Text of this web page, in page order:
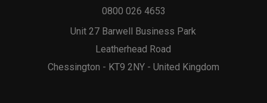
Unit 27 Barwell Business Park
Leatherhead Road
Chessington - KT9 2NY - United Kingdom
0800 026 4653